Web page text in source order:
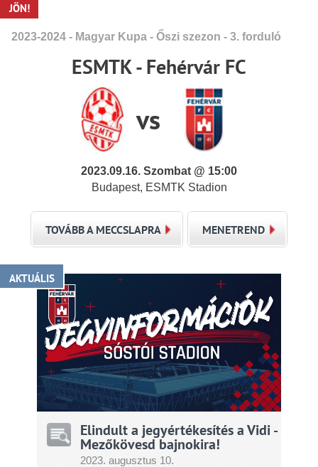
JÖN!
2023-2024 - Magyar Kupa - Őszi szezon - 3. forduló
ESMTK - Fehérvár FC
vs
2023.09.16. Szombat @ 15:00
Budapest, ESMTK Stadion
TOVÁBB A MECCSLAPRA MENETREND
AKTUÁLIS
Elindult a jegyértékesítés a Vidi -
Mezőkövesd bajnokira!
2023.augusztus 10.